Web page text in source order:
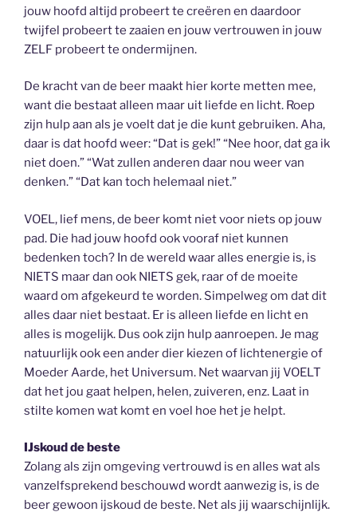
jouw hoofd altijd probeert te creëren en daardoor
twijfel probeert te zaaien en jouw vertrouwen in jouw
ZELF probeert te ondermijnen.
De kracht van de beer maakt hier korte metten mee,
want die bestaat alleen maar uit liefde en licht. Roep
zijn hulp aan als je voelt dat je die kunt gebruiken. Aha,
daar is dat hoofd weer: “Dat is gek!” “Nee hoor, dat ga ik
niet doen.” “Wat zullen anderen daar nou weer van
denken.” “Dat kan toch helemaal niet.”
VOEL, lief mens, de beer komt niet voor niets op jouw
pad. Die had jouw hoofd ook vooraf niet kunnen
bedenken toch? In de wereld waar alles energie is, is
NIETS maar dan ook NIETS gek, raar of de moeite
waard om afgekeurd te worden. Simpelweg om dat dit
alles daar niet bestaat. Er is alleen liefde en licht en
alles is mogelijk. Dus ook zijn hulp aanroepen. Je mag
natuurlijk ook een ander dier kiezen of lichtenergie of
Moeder Aarde, het Universum. Net waarvan jij VOELT
dat het jou gaat helpen, helen, zuiveren, enz. Laat in
stilte komen wat komt en voel hoe het je helpt.
IJskoud de beste
Zolang als zijn omgeving vertrouwd is en alles wat als
vanzelfsprekend beschouwd wordt aanwezig is, is de
beer gewoon ijskoud de beste. Net als jij waarschijnlijk.